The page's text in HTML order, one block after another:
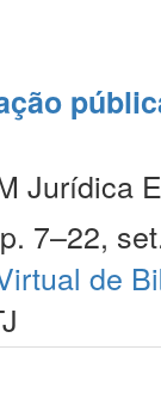
Jurídica
7–22,
de